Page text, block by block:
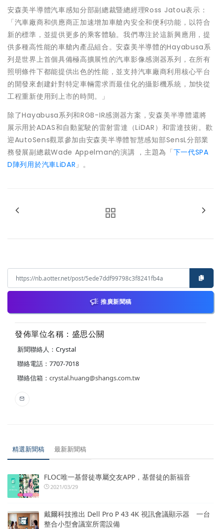
安森美半導體汽車感知分部副總裁暨總經理Ross Jatou表示：
「汽車廠商和供應商正加速增加車艙內安全和便利功能，以符合
新的標準，並提供更多的乘客體驗。我們專注於這新興應用，提
供多種高性能的車艙內產品組合。安森美半導體的Hayabusa系
列是世界上首個具備極高擴展性的汽車影像感測器系列，在所有
照明條件下都能提供出色的性能，並支持汽車廠商利用核心平台
的開發來創建針對特定車輛需求而最佳化的攝影機系統，加快從
工程重新使用到上市的時間。」
除了Hayabusa系列和RGB-IR感測器方案，安森美半導體還將
展示用於ADAS和自動駕駛的雷射雷達（LiDAR）和雷達技術。歡
迎AutoSens觀眾參加由安森美半導體智慧感知部SensL分部業
務發展副總裁Wade Appelman的演講 ，主題為「下一代SPA
D陣列用於汽車LiDAR 」。
推廣新聞稿
發佈單位名稱：盛思公關
新聞聯絡人：Crystal
聯絡電話：7707-7018
聯絡信箱： crystal.huang@shangs.com.tw
精選新聞稿 最新新聞稿
FLOC唯一基督徒專屬交友APP，基督徒的新福音
2021/03/29
戴爾科技推出 Dell Pro P 43 4K 視訊會議顯示器 一台
整合小型會議室所需設備